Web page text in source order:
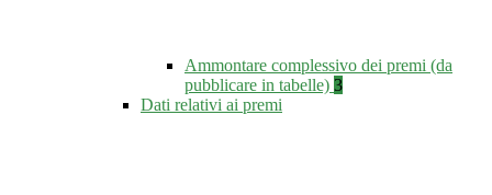
Ammontare complessivo dei premi (da
pubblicare in tabelle) 3
Dati relativi ai premi